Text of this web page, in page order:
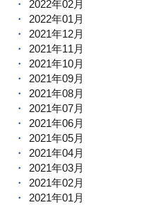
2022年02月
2022年01月
2021年12月
2021年11月
2021年10月
2021年09月
2021年08月
2021年07月
2021年06月
2021年05月
2021年04月
2021年03月
2021年02月
2021年01月